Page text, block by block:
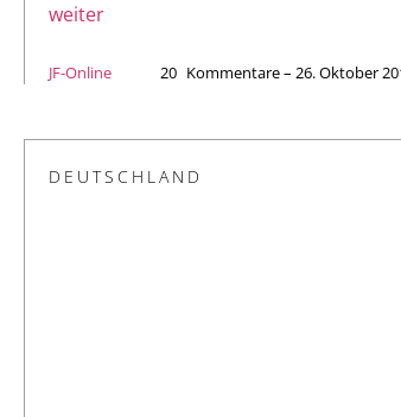
weiter
JF-Online 20 Kommentare – 26. Oktober
DEUTSCHLAND